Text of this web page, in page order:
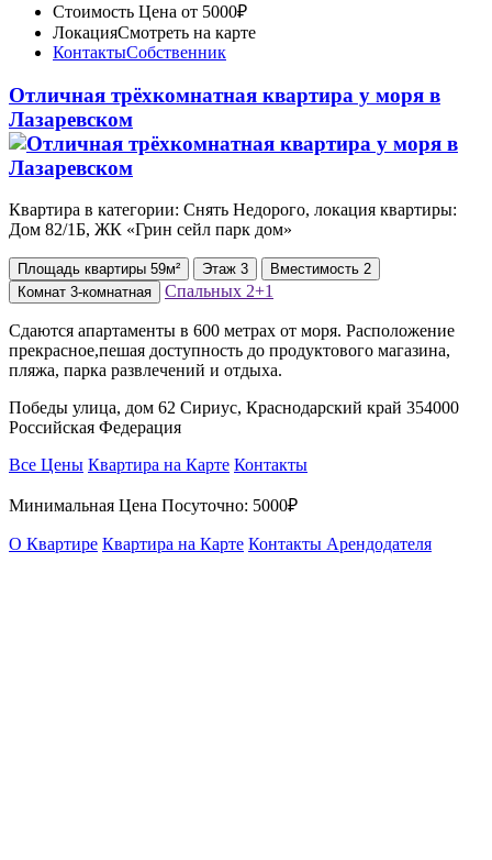
Стоимость Цена от 5000₽
ЛокацияСмотреть на карте
КонтактыСобственник
Отличная трёхкомнатная квартира у моря в
Лазаревском
Квартира в категории: Снять Недорого, локация квартиры:
Дом 82/1Б, ЖК «Грин сейл парк дом»
Площадь квартиры 59м² Этаж 3 Вместимость 2
Комнат 3-комнатная Спальных 2+1
Сдаются апартаменты в 600 метрах от моря. Расположение
прекрасное,пешая доступность до продуктового магазина,
пляжа, парка развлечений и отдыха.
Победы улица, дом 62 Сириус, Краснодарский край 354000
Российская Федерация
Все Цены Квартира на Карте Контакты
Минимальная Цена Посуточно: 5000₽
О Квартире Квартира на Карте Контакты Арендодателя